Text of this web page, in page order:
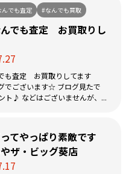
んでも査定 #なんでも買取
でも査定 お買取りし
も査定 お買取りしてます
でございます☆ ブログ見たで
♪ などはございませんが、...
てやっぱり素敵です
ザ・ビッグ葵店